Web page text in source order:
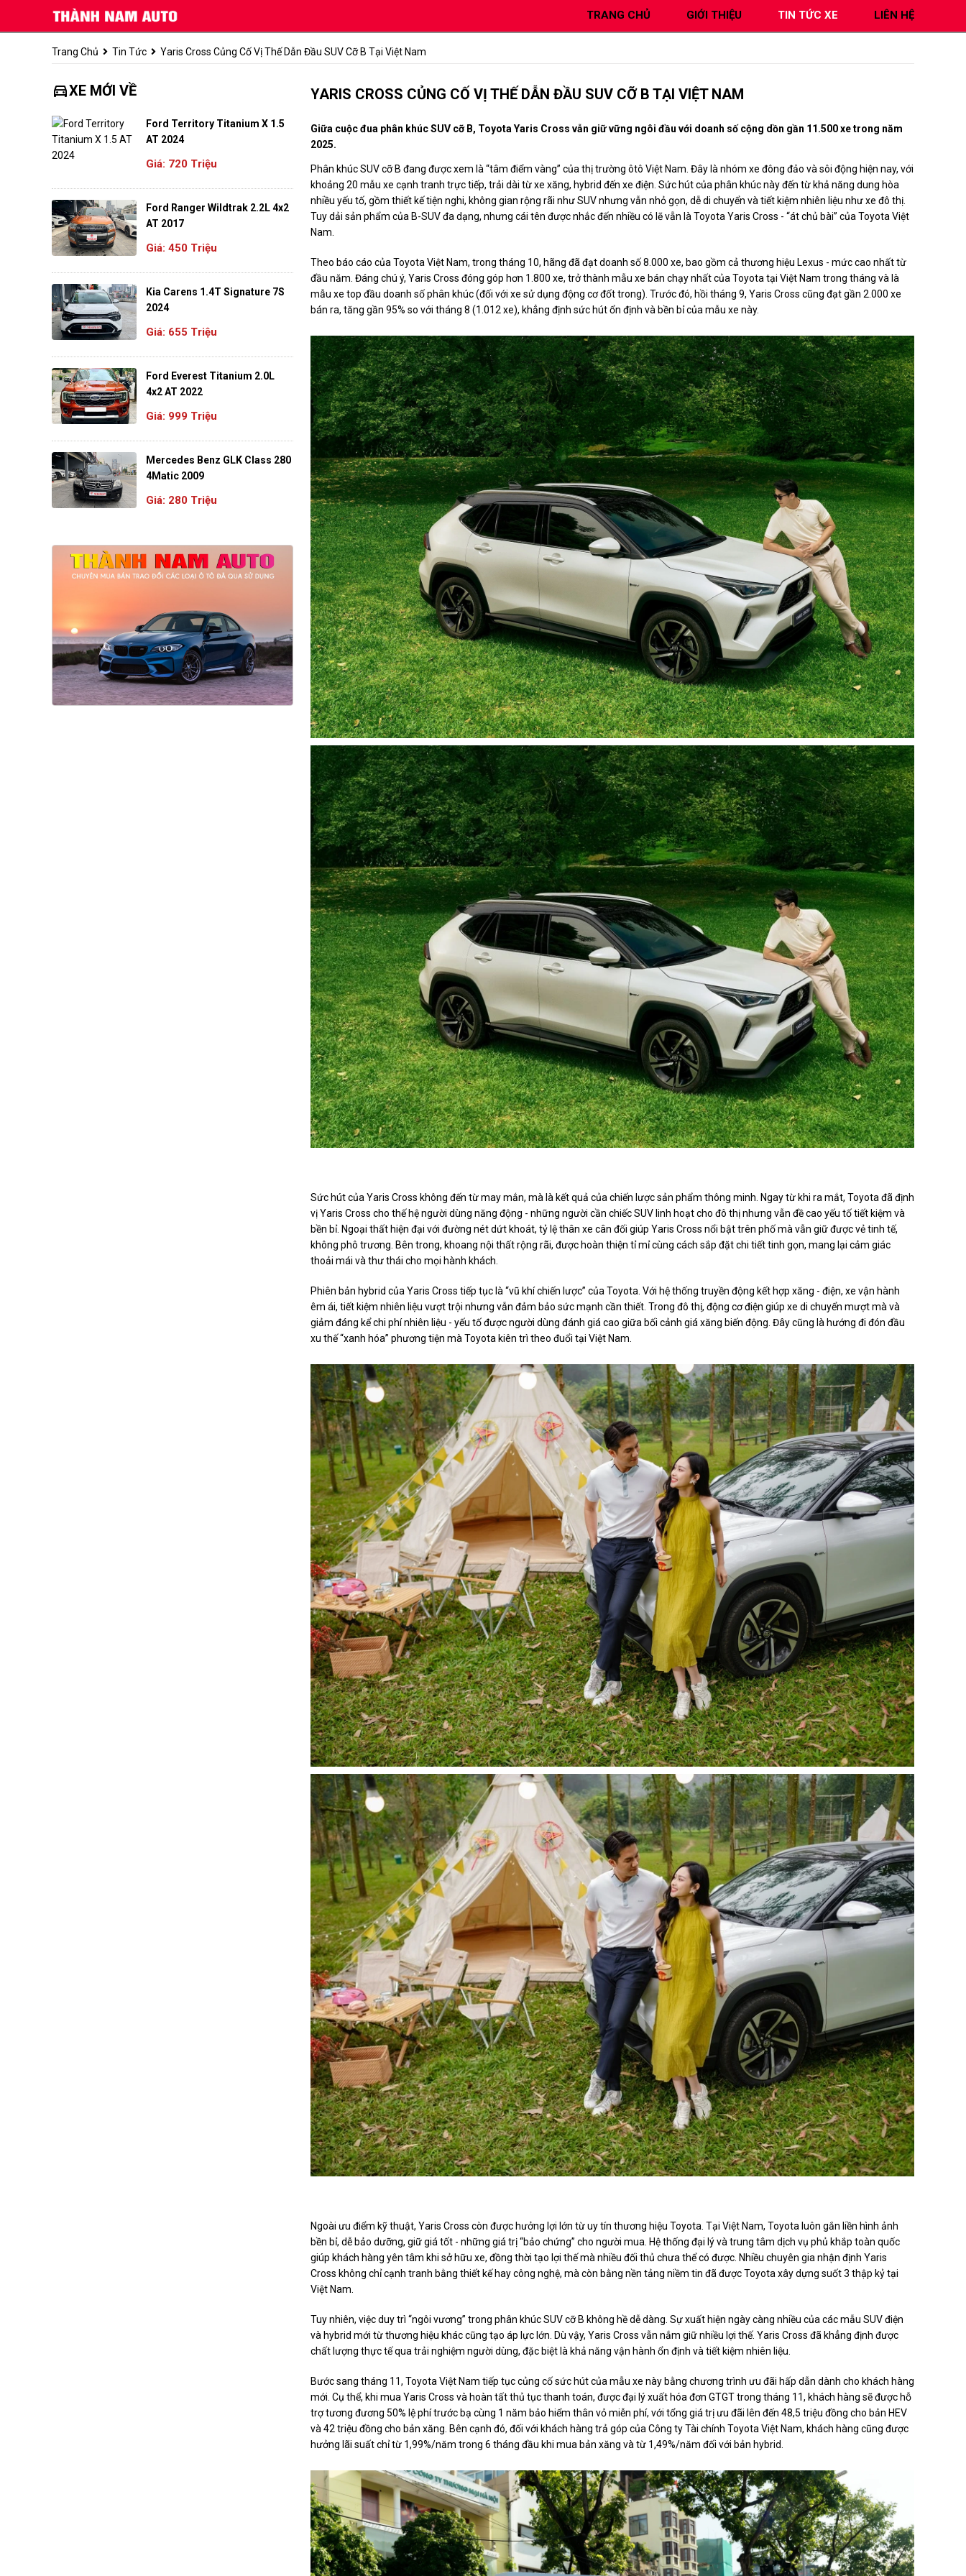
TRANG CHỦ GIỚI THIỆU TIN TỨC XE LIÊN HỆ
Trang Chủ Tin Tức Yaris Cross Củng Cố Vị Thế Dẫn Đầu SUV Cỡ B Tại Việt Nam
YARIS CROSS CỦNG CỐ VỊ THẾ DẪN ĐẦU SUV CỠ B TẠI VIỆT NAM
Giữa cuộc đua phân khúc SUV cỡ B, Toyota Yaris Cross vẫn giữ vững ngôi đầu với doanh số cộng dồn gần 11.500 xe trong năm
2025.
Phân khúc SUV cỡ B đang được xem là “tâm điểm vàng” của thị trường ôtô Việt Nam. Đây là nhóm xe đông đảo và sôi động hiện nay, với
khoảng 20 mẫu xe cạnh tranh trực tiếp, trải dài từ xe xăng, hybrid đến xe điện. Sức hút của phân khúc này đến từ khả năng dung hòa
nhiều yếu tố, gồm thiết kế tiện nghi, không gian rộng rãi như SUV nhưng vẫn nhỏ gọn, dễ di chuyển và tiết kiệm nhiên liệu như xe đô thị.
Tuy dải sản phẩm của B-SUV đa dạng, nhưng cái tên được nhắc đến nhiều có lẽ vẫn là Toyota Yaris Cross - “át chủ bài” của Toyota Việt
Nam.
Theo báo cáo của Toyota Việt Nam, trong tháng 10, hãng đã đạt doanh số 8.000 xe, bao gồm cả thương hiệu Lexus - mức cao nhất từ
đầu năm. Đáng chú ý, Yaris Cross đóng góp hơn 1.800 xe, trở thành mẫu xe bán chạy nhất của Toyota tại Việt Nam trong tháng và là
mẫu xe top đầu doanh số phân khúc (đối với xe sử dụng động cơ đốt trong). Trước đó, hồi tháng 9, Yaris Cross cũng đạt gần 2.000 xe
bán ra, tăng gần 95% so với tháng 8 (1.012 xe), khẳng định sức hút ổn định và bền bỉ của mẫu xe này.
Sức hút của Yaris Cross không đến từ may mắn, mà là kết quả của chiến lược sản phẩm thông minh. Ngay từ khi ra mắt, Toyota đã định
vị Yaris Cross cho thế hệ người dùng năng động - những người cần chiếc SUV linh hoạt cho đô thị nhưng vẫn đề cao yếu tố tiết kiệm và
bền bỉ. Ngoại thất hiện đại với đường nét dứt khoát, tỷ lệ thân xe cân đối giúp Yaris Cross nổi bật trên phố mà vẫn giữ được vẻ tinh tế,
không phô trương. Bên trong, khoang nội thất rộng rãi, được hoàn thiện tỉ mỉ cùng cách sắp đặt chi tiết tinh gọn, mang lại cảm giác
thoải mái và thư thái cho mọi hành khách.
Phiên bản hybrid của Yaris Cross tiếp tục là “vũ khí chiến lược” của Toyota. Với hệ thống truyền động kết hợp xăng - điện, xe vận hành
êm ái, tiết kiệm nhiên liệu vượt trội nhưng vẫn đảm bảo sức mạnh cần thiết. Trong đô thị, động cơ điện giúp xe di chuyển mượt mà và
giảm đáng kể chi phí nhiên liệu - yếu tố được người dùng đánh giá cao giữa bối cảnh giá xăng biến động. Đây cũng là hướng đi đón đầu
xu thế “xanh hóa” phương tiện mà Toyota kiên trì theo đuổi tại Việt Nam.
Ngoài ưu điểm kỹ thuật, Yaris Cross còn được hưởng lợi lớn từ uy tín thương hiệu Toyota. Tại Việt Nam, Toyota luôn gắn liền hình ảnh
bền bỉ, dễ bảo dưỡng, giữ giá tốt - những giá trị “bảo chứng” cho người mua. Hệ thống đại lý và trung tâm dịch vụ phủ khắp toàn quốc
giúp khách hàng yên tâm khi sở hữu xe, đồng thời tạo lợi thế mà nhiều đối thủ chưa thể có được. Nhiều chuyên gia nhận định Yaris
Cross không chỉ cạnh tranh bằng thiết kế hay công nghệ, mà còn bằng nền tảng niềm tin đã được Toyota xây dựng suốt 3 thập kỷ tại
Việt Nam.
Tuy nhiên, việc duy trì “ngôi vương” trong phân khúc SUV cỡ B không hề dễ dàng. Sự xuất hiện ngày càng nhiều của các mẫu SUV điện
và hybrid mới từ thương hiệu khác cũng tạo áp lực lớn. Dù vậy, Yaris Cross vẫn nắm giữ nhiều lợi thế. Yaris Cross đã khẳng định được
chất lượng thực tế qua trải nghiệm người dùng, đặc biệt là khả năng vận hành ổn định và tiết kiệm nhiên liệu.
Bước sang tháng 11, Toyota Việt Nam tiếp tục củng cố sức hút của mẫu xe này bằng chương trình ưu đãi hấp dẫn dành cho khách hàng
mới. Cụ thể, khi mua Yaris Cross và hoàn tất thủ tục thanh toán, được đại lý xuất hóa đơn GTGT trong tháng 11, khách hàng sẽ được hỗ
trợ tương đương 50% lệ phí trước bạ cùng 1 năm bảo hiểm thân vỏ miễn phí, với tổng giá trị ưu đãi lên đến 48,5 triệu đồng cho bản HEV
và 42 triệu đồng cho bản xăng. Bên cạnh đó, đối với khách hàng trả góp của Công ty Tài chính Toyota Việt Nam, khách hàng cũng được
hưởng lãi suất chỉ từ 1,99%/năm trong 6 tháng đầu khi mua bản xăng và từ 1,49%/năm đối với bản hybrid.
directions_carXE MỚI VỀ
Ford Territory Titanium X 1.5
AT 2024
Giá: 720 Triệu
Ford Ranger Wildtrak 2.2L 4x2
AT 2017
Giá: 450 Triệu
Kia Carens 1.4T Signature 7S
2024
Giá: 655 Triệu
Ford Everest Titanium 2.0L
4x2 AT 2022
Giá: 999 Triệu
Mercedes Benz GLK Class 280
4Matic 2009
Giá: 280 Triệu